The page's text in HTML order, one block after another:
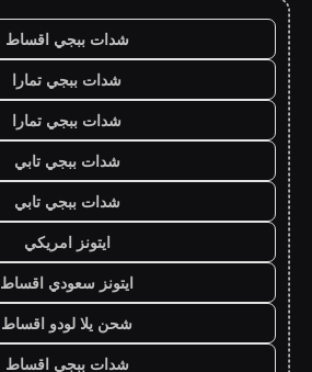
شدات ببجي اقساط
شدات ببجي تمارا
شدات ببجي تمارا
شدات ببجي تابي
شدات ببجي تابي
ايتونز امريكي
ايتونز سعودي اقساط
شحن يلا لودو اقساط
شدات ببجي اقساط